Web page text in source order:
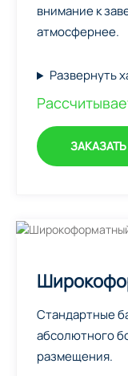
внимание к
атмосфернее.
Развернуть
Стандартные
абсолютного
размещения.